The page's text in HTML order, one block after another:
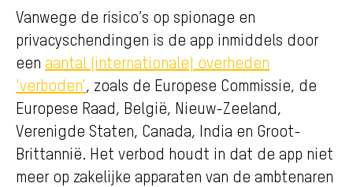
Vanwege de risico’s op spionage en
privacyschendingen is de app inmiddels door
een aantal (internationale) overheden
‘verboden’, zoals de Europese Commissie, de
Europese Raad, België, Nieuw-Zeeland,
Verenigde Staten, Canada, India en Groot-
Brittannië. Het verbod houdt in dat de app niet
meer op zakelijke apparaten van de ambtenaren